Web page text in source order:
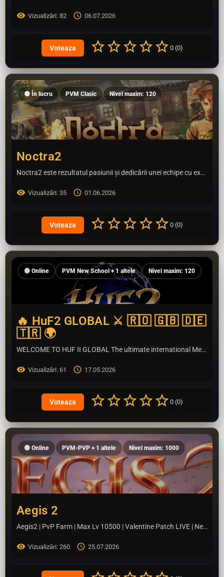
Vizualizări: 82 06.07.2026
0 (0)
Noctra2
Noctra2 este rezultatul pasiunii și dedicării unei echipe cu experiență, construit din dorința de a oferi…
Vizualizări: 35 01.06.2026
🟠 În lucru PVM Clasic Nivel maxim: 120
0 (0)
🔥 HuF2 GLOBAL ⚔️ 🇷🇴 🇬🇧 🇩🇪
🇹🇷 🌍
WELCOME TO HUF II GLOBAL The ultimate international Metin2 experience for players who truly miss…
Vizualizări: 61 17.05.2026
🟢 Online PVM New School + 1 altele Nivel maxim: 120
0 (0)
Aegis 2
Aegis2 | PvP Farm | Max Lv 10500 | Valentine Patch LIVE | New Maps, New Dungeons, New Items. Play FREE | No…
Vizualizări: 260 25.07.2026
🟢 Online PVM-PVP + 1 altele Nivel maxim: 1000